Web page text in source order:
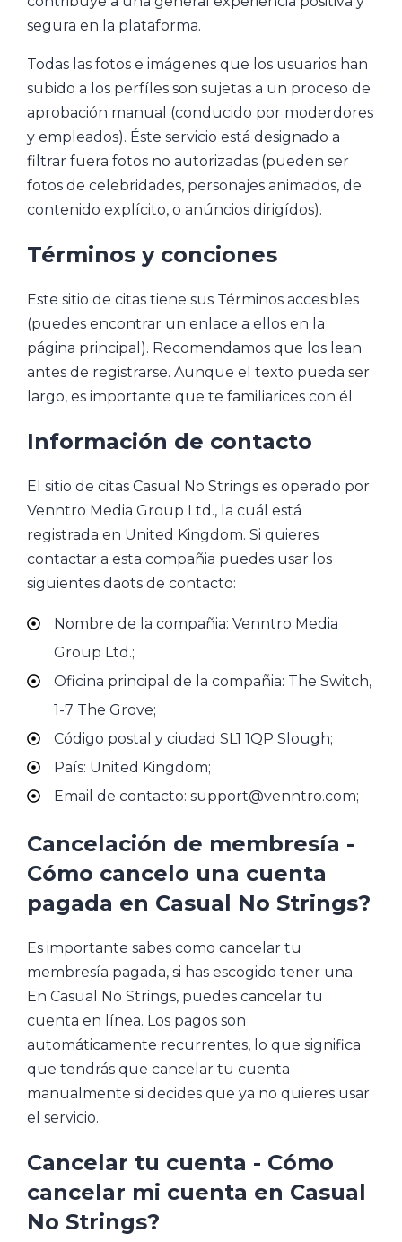
segura en la plataforma.
Todas las fotos e imágenes que los usuarios han
subido a los perfíles son sujetas a un proceso de
aprobación manual (conducido por moderdores
y empleados). Éste servicio está designado a
filtrar fuera fotos no autorizadas (pueden ser
fotos de celebridades, personajes animados, de
contenido explícito, o anúncios dirigídos).
Términos y conciones
Este sitio de citas tiene sus Términos accesibles
(puedes encontrar un enlace a ellos en la
página principal). Recomendamos que los lean
antes de registrarse. Aunque el texto pueda ser
largo, es importante que te familiarices con él.
Información de contacto
El sitio de citas Casual No Strings es operado por
Venntro Media Group Ltd., la cuál está
registrada en United Kingdom. Si quieres
contactar a esta compañia puedes usar los
siguientes daots de contacto:
Nombre de la compañia: Venntro Media
Group Ltd.;
Oficina principal de la compañia: The Switch,
1-7 The Grove;
Código postal y ciudad SL1 1QP Slough;
País: United Kingdom;
Email de contacto: support@venntro.com;
Cancelación de membresía -
Cómo cancelo una cuenta
pagada en Casual No Strings?
Es importante sabes como cancelar tu
membresía pagada, si has escogido tener una.
En Casual No Strings, puedes cancelar tu
cuenta en línea. Los pagos son
automáticamente recurrentes, lo que significa
que tendrás que cancelar tu cuenta
manualmente si decides que ya no quieres usar
el servicio.
Cancelar tu cuenta - Cómo
cancelar mi cuenta en Casual
No Strings?